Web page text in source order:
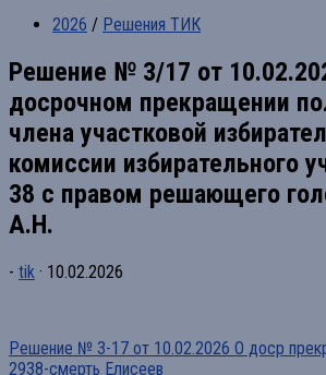
2026 / Решения ТИК
Решение № 3/17 от
досрочном прекращении
члена участковой
комиссии избирательного
38 с правом решающего
А.Н.
- tik · 10.02.2026
Решение № 3-17 от 10.02.2026 О доср
2938-смерть Елисеев